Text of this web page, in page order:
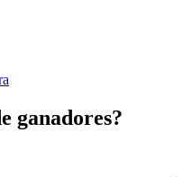
ganadores?